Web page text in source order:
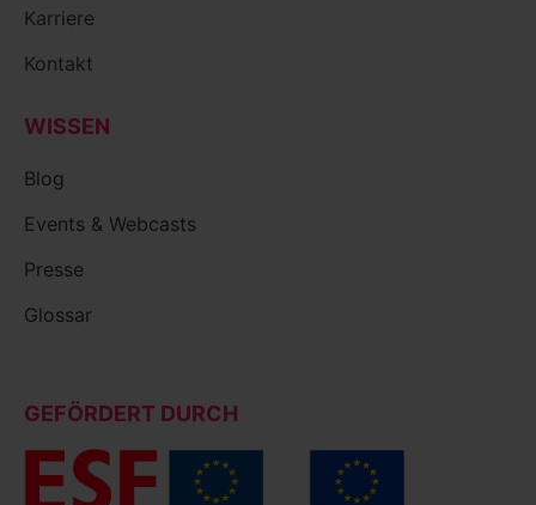
Karriere
Kontakt
WISSEN
Blog
Events & Webcasts
Presse
Glossar
GEFÖRDERT DURCH